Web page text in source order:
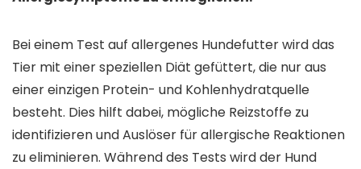
Bei einem Test auf allergenes Hundefutter wird das
Tier mit einer speziellen Diät gefüttert, die nur aus
einer einzigen Protein- und Kohlenhydratquelle
besteht. Dies hilft dabei, mögliche Reizstoffe zu
identifizieren und Auslöser für allergische Reaktionen
zu eliminieren. Während des Tests wird der Hund